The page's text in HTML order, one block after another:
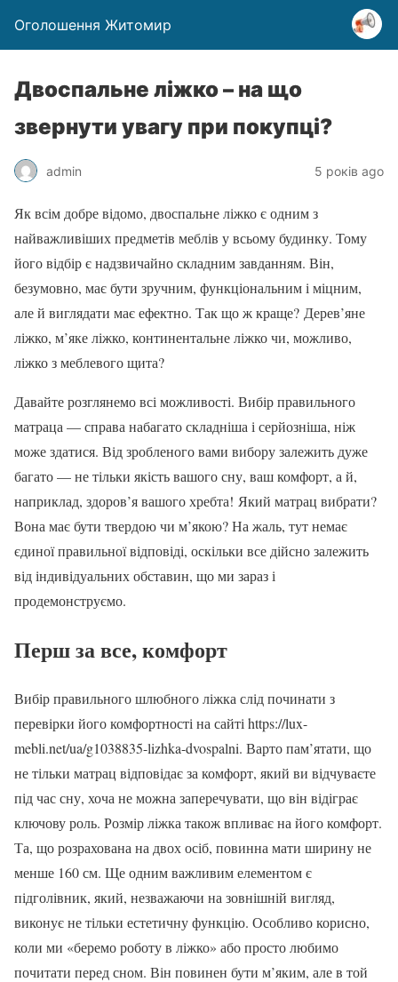
Оголошення Житомир
Двоспальне ліжко – на що
звернути увагу при покупці?
admin 5 років ago
Як всім добре відомо, двоспальне ліжко є одним з
найважливіших предметів меблів у всьому будинку. Тому
його відбір є надзвичайно складним завданням. Він,
безумовно, має бути зручним, функціональним і міцним,
але й виглядати має ефектно. Так що ж краще? Дерев’яне
ліжко, м’яке ліжко, континентальне ліжко чи, можливо,
ліжко з меблевого щита?
Давайте розглянемо всі можливості. Вибір правильного
матраца — справа набагато складніша і серйозніша, ніж
може здатися. Від зробленого вами вибору залежить дуже
багато — не тільки якість вашого сну, ваш комфорт, а й,
наприклад, здоров’я вашого хребта! Який матрац вибрати?
Вона має бути твердою чи м’якою? На жаль, тут немає
єдиної правильної відповіді, оскільки все дійсно залежить
від індивідуальних обставин, що ми зараз і
продемонструємо.
Перш за все, комфорт
Вибір правильного шлюбного ліжка слід починати з
перевірки його комфортності на сайті https://lux-
mebli.net/ua/g1038835-lizhka-dvospalni. Варто пам’ятати, що
не тільки матрац відповідає за комфорт, який ви відчуваєте
під час сну, хоча не можна заперечувати, що він відіграє
ключову роль. Розмір ліжка також впливає на його комфорт.
Та, що розрахована на двох осіб, повинна мати ширину не
менше 160 см. Ще одним важливим елементом є
підголівник, який, незважаючи на зовнішній вигляд,
виконує не тільки естетичну функцію. Особливо корисно,
коли ми «беремо роботу в ліжко» або просто любимо
почитати перед сном. Він повинен бути м’яким, але в той